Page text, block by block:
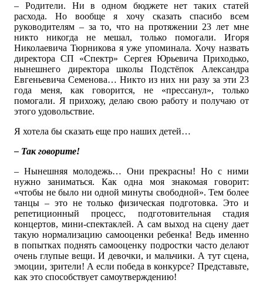
– Родители. Ни в одном бюджете нет таких статей
расхода. Но вообще я хочу сказать спасибо всем
руководителям – за то, что на протяжении 23 лет мне
никто никогда не мешал, только помогали. Игоря
Николаевича Тюрникова я уже упоминала. Хочу назвать
директора СП «Спектр» Сергея Юрьевича Приходько,
нынешнего директора школы Подстёпок Александра
Евгеньевича Семенова… Никто из них ни разу за эти 23
года меня, как говорится, не «прессанул», только
помогали. Я прихожу, делаю свою работу и получаю от
этого удовольствие.
Я хотела бы сказать еще про наших детей…
– Так говорите!
– Нынешняя молодежь… Они прекрасны! Но с ними
нужно заниматься. Как одна моя знакомая говорит:
«чтобы не было ни одной минуты свободной». Тем более
танцы – это не только физическая подготовка. Это и
репетиционный процесс, подготовительная стадия
концертов, мини-спектаклей. А сам выход на сцену дает
такую нормализацию самооценки ребенка! Ведь именно
в попытках поднять самооценку подростки часто делают
очень глупые вещи. И девочки, и мальчики. А тут сцена,
эмоции, зрители! А если победа в конкурсе? Представьте,
как это способствует самоутверждению!